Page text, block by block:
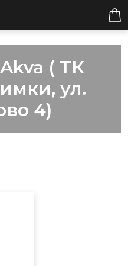
( ТК
ул.
4)